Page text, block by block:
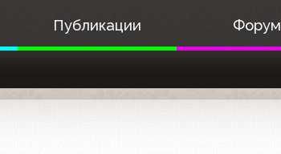
Публикации Форум